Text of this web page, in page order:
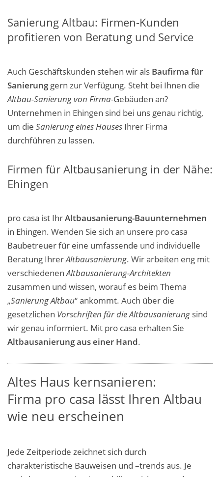
Sanierung Altbau: Firmen-Kunden
profitieren von Beratung und Service
Auch Geschäftskunden stehen wir als Baufirma für
Sanierunggern zur Verfügung. Steht bei Ihnen die
Altbau-Sanierung von Firma-Gebäuden an?
Unternehmen in Ehingen sind bei uns genau richtig,
um die Sanierung eines Hauses Ihrer Firma
durchführen zu lassen.
Firmen für Altbausanierung in der Nähe:
Ehingen
pro casa ist IhrAltbausanierung-Bauunternehmen
in Ehingen. Wenden Sie sich an unsere pro casa
Baubetreuer für eine umfassende und individuelle
Beratung IhrerAltbausanierung. Wir arbeiten eng mit
verschiedenenAltbausanierung-Architekten
zusammen und wissen, worauf es beim Thema
„Sanierung Altbau“ ankommt. Auch über die
gesetzlichen Vorschriften für die Altbausanierung sind
wir genau informiert. Mit pro casa erhalten Sie
Altbausanierung aus einer Hand.
Altes Haus kernsanieren:
Firma pro casa lässt Ihren Altbau
wie neu erscheinen
Jede Zeitperiode zeichnet sich durch
charakteristische Bauweisen und –trendsaus. Je